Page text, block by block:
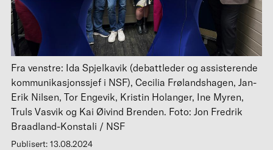
Fra venstre: Ida Spjelkavik (debattleder og assisterende
kommunikasjonssjef i NSF), Cecilia Frølandshagen, Jan-
Erik Nilsen, Tor Engevik, Kristin Holanger, Ine Myren,
Truls Vasvik og Kai Øivind Brenden. Foto: Jon Fredrik
Braadland-Konstali / NSF
Publisert: 13.08.2024